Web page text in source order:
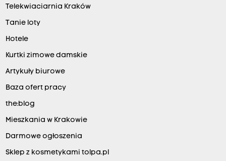
Telekwiaciarnia Kraków
Tanie loty
Hotele
Kurtki zimowe damskie
Artykuły biurowe
Baza ofert pracy
the:blog
Mieszkania w Krakowie
Darmowe ogłoszenia
Sklep z kosmetykami tolpa.pl